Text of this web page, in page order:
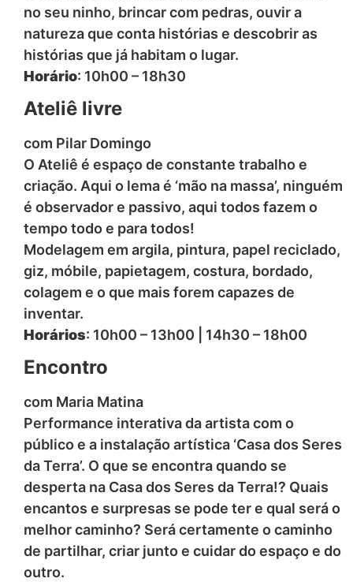
no seu ninho, brincar com pedras, ouvir a
natureza que conta histórias e descobrir as
histórias que já habitam o lugar.
Horário: 10h00 – 18h30
Ateliê livre
com Pilar Domingo
O Ateliê é espaço de constante trabalho e
criação. Aqui o lema é ‘mão na massa’, ninguém
é observador e passivo, aqui todos fazem o
tempo todo e para todos!
Modelagem em argila, pintura, papel reciclado,
giz, móbile, papietagem, costura, bordado,
colagem e o que mais forem capazes de
inventar.
Horários: 10h00 – 13h00 | 14h30 – 18h00
Encontro
com Maria Matina
Performance interativa da artista com o
público e a instalação artística ‘Casa dos Seres
da Terra’. O que se encontra quando se
desperta na Casa dos Seres da Terra!? Quais
encantos e surpresas se pode ter e qual será o
melhor caminho? Será certamente o caminho
de partilhar, criar junto e cuidar do espaço e do
outro.